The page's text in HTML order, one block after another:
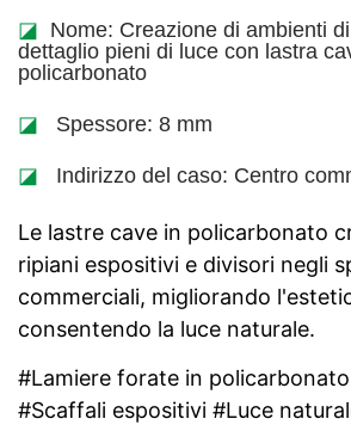
◪ Nome: Creazione di ambienti
dettaglio pieni di luce con lastra
policarbonato
◪ Spessore: 8 mm
◪ Indirizzo del caso: Centro
Le lastre cave in policarbonato
ripiani espositivi e divisori negli
commerciali, migliorando
consentendo la luce naturale.
#Lamiere forate in
#Scaffali espositivi #Luce